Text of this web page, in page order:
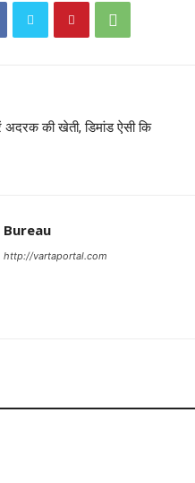
अदरक की खेती, डिमांड ऐसी कि
Bureau
http://vartaportal.com